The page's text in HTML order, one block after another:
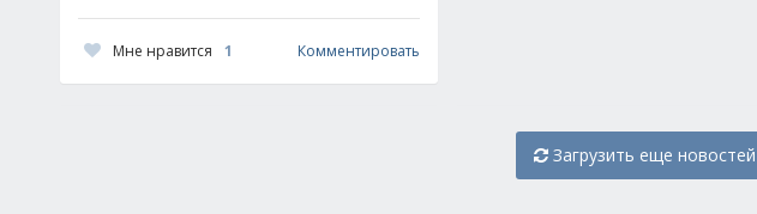
Мне нравится 1 Комментировать
Загрузить еще новостей